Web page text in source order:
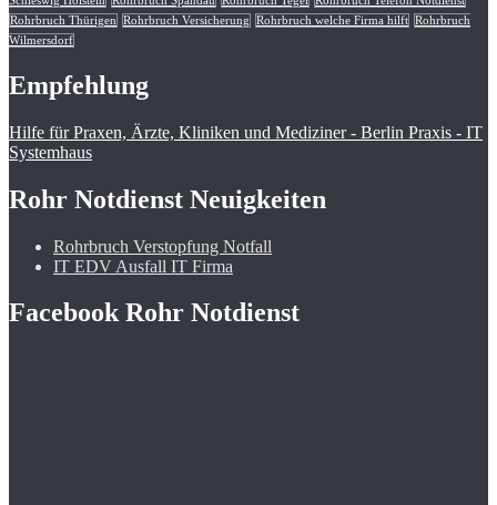
Rohrbruch Thürigen
Rohrbruch Versicherung Rohrbruch welche Firma hilft Rohrbruch
Wilmersdorf
Empfehlung
Hilfe für Praxen, Ärzte, Kliniken und Mediziner - Berlin Praxis - IT
Systemhaus
Rohr Notdienst Neuigkeiten
Rohrbruch Verstopfung Notfall
IT EDV Ausfall IT Firma
Facebook Rohr Notdienst